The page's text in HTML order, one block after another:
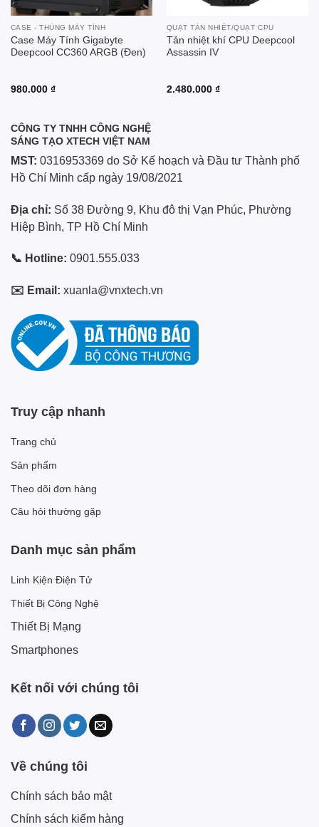
CASE - THÙNG MÁY TÍNH
Case Máy Tính Gigabyte
Deepcool CC360 ARGB (Đen)
980.000 ₫
QUẠT TẢN NHIỆT/QUẠT CPU
Tản nhiệt khí CPU Deepcool
Assassin IV
2.480.000 ₫
CÔNG TY TNHH CÔNG NGHỆ
SÁNG TẠO XTECH VIỆT NAM
MST: 0316953369 do Sở Kế hoạch và Đầu tư Thành phố
Hồ Chí Minh cấp ngày 19/08/2021
Địa chỉ: Số 38 Đường 9, Khu đô thị Vạn Phúc, Phường
Hiệp Bình, TP Hồ Chí Minh
📞 Hotline: 0901.555.033
✉️ Email: xuanla@vnxtech.vn
Truy cập nhanh
Trang chủ
Sản phẩm
Theo dõi đơn hàng
Câu hỏi thường gặp
Danh mục sản phẩm
Linh Kiện Điện Tử
Thiết Bị Công Nghệ
Thiết Bị Mạng
Smartphones
Kết nối với chúng tôi
Về chúng tôi
Chính sách bảo mật
Chính sách kiểm hàng